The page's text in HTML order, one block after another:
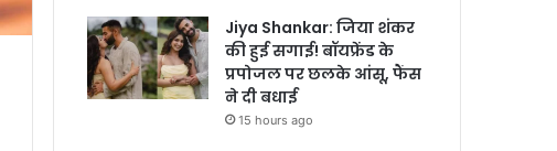
Jiya Shankar: जिया शंकर
की हुई सगाई! बॉयफ्रेंड के
प्रपोजल पर छलके आंसू, फैंस
ने दी बधाई
15 hours ago